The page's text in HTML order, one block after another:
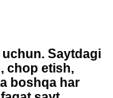
Saytdagi
chop etish,
boshqa har